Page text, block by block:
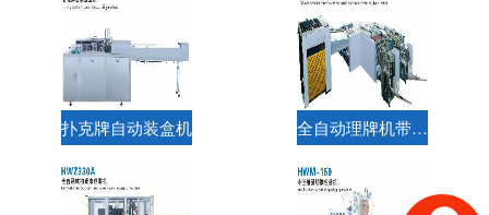
扑克牌自动装盒机 全自动理牌机带两套圆角机（双通道）